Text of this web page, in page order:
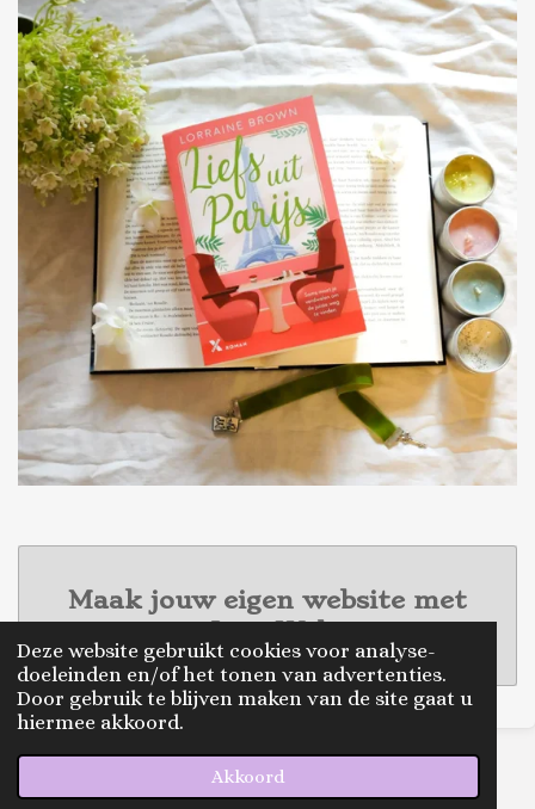
Deze website gebruikt cookies voor analyse-
doeleinden en/of het tonen van advertenties.
Door gebruik te blijven maken van de site gaat u
hiermee akkoord.
Akkoord
Maak jouw eigen website met
JouwWeb
© 2020 - 2026 thereadingtwinsnl